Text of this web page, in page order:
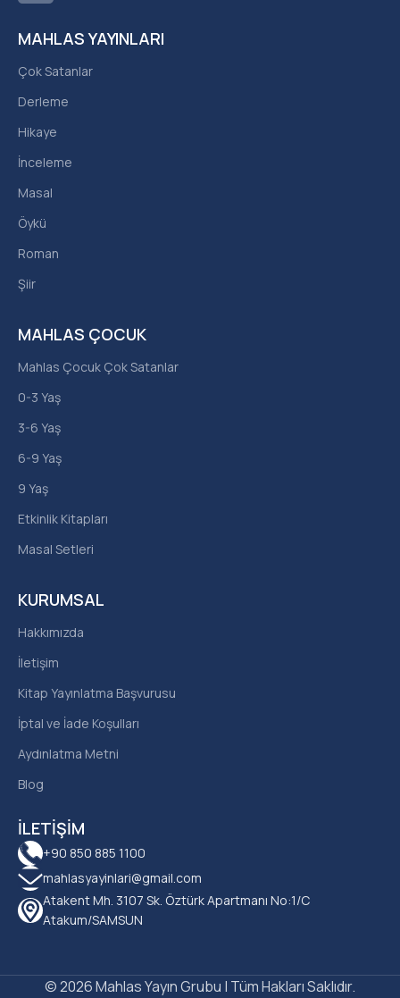
İLETIŞIM
+90 850 885 1100
mahlasyayinlari@gmail.com
Atakent Mh. 3107 Sk. Öztürk Apartmanı No:1/C
Atakum/SAMSUN
KURUMSAL
Hakkımızda
İletişim
Kitap Yayınlatma Başvurusu
İptal ve İade Koşulları
Aydınlatma Metni
Blog
MAHLAS ÇOCUK
Mahlas Çocuk Çok Satanlar
0-3 Yaş
3-6 Yaş
6-9 Yaş
9 Yaş
Etkinlik Kitapları
Masal Setleri
MAHLAS YAYINLARI
Çok Satanlar
Derleme
Hikaye
İnceleme
Masal
Öykü
Roman
Şiir
© 2026 Mahlas Yayın Grubu | Tüm Hakları Saklıdır.